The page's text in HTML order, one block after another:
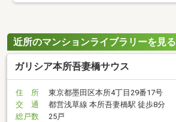
近所のマンションライブラリーを見る
ガリシア本所吾妻橋サウス
住 所
東京都墨田区本所4丁目29番17号
交 通
都営浅草線 本所吾妻橋駅 徒歩8分
総戸数
25戸